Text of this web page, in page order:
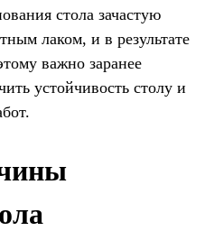
стола зачастую
лаком, и в результате
важно заранее
устойчивость столу и